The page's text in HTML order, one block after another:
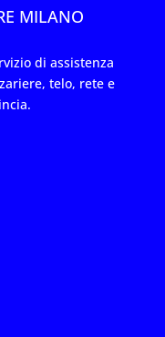
MILANO
di assistenza
telo, rete e